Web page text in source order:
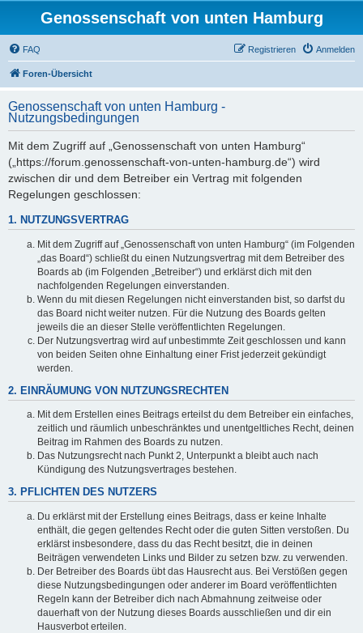
Genossenschaft von unten Hamburg
FAQ Anmelden
Registrieren
Foren-Übersicht
Genossenschaft von unten Hamburg -
Nutzungsbedingungen
Mit dem Zugriff auf „Genossenschaft von unten Hamburg“
(„https://forum.genossenschaft-von-unten-hamburg.de“) wird
zwischen dir und dem Betreiber ein Vertrag mit folgenden
Regelungen geschlossen:
1. NUTZUNGSVERTRAG
Mit dem Zugriff auf „Genossenschaft von unten Hamburg“ (im Folgenden
„das Board“) schließt du einen Nutzungsvertrag mit dem Betreiber des
Boards ab (im Folgenden „Betreiber“) und erklärst dich mit den
nachfolgenden Regelungen einverstanden.
Wenn du mit diesen Regelungen nicht einverstanden bist, so darfst du
das Board nicht weiter nutzen. Für die Nutzung des Boards gelten
jeweils die an dieser Stelle veröffentlichten Regelungen.
Der Nutzungsvertrag wird auf unbestimmte Zeit geschlossen und kann
von beiden Seiten ohne Einhaltung einer Frist jederzeit gekündigt
werden.
2. EINRÄUMUNG VON NUTZUNGSRECHTEN
Mit dem Erstellen eines Beitrags erteilst du dem Betreiber ein einfaches,
zeitlich und räumlich unbeschränktes und unentgeltliches Recht, deinen
Beitrag im Rahmen des Boards zu nutzen.
Das Nutzungsrecht nach Punkt 2, Unterpunkt a bleibt auch nach
Kündigung des Nutzungsvertrages bestehen.
3. PFLICHTEN DES NUTZERS
Du erklärst mit der Erstellung eines Beitrags, dass er keine Inhalte
enthält, die gegen geltendes Recht oder die guten Sitten verstoßen. Du
erklärst insbesondere, dass du das Recht besitzt, die in deinen
Beiträgen verwendeten Links und Bilder zu setzen bzw. zu verwenden.
Der Betreiber des Boards übt das Hausrecht aus. Bei Verstößen gegen
diese Nutzungsbedingungen oder anderer im Board veröffentlichten
Regeln kann der Betreiber dich nach Abmahnung zeitweise oder
dauerhaft von der Nutzung dieses Boards ausschließen und dir ein
Hausverbot erteilen.